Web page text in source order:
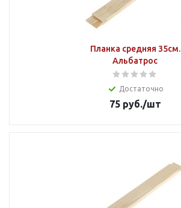
Планка средняя 35см.
Альбатрос
Достаточно
75руб./шт